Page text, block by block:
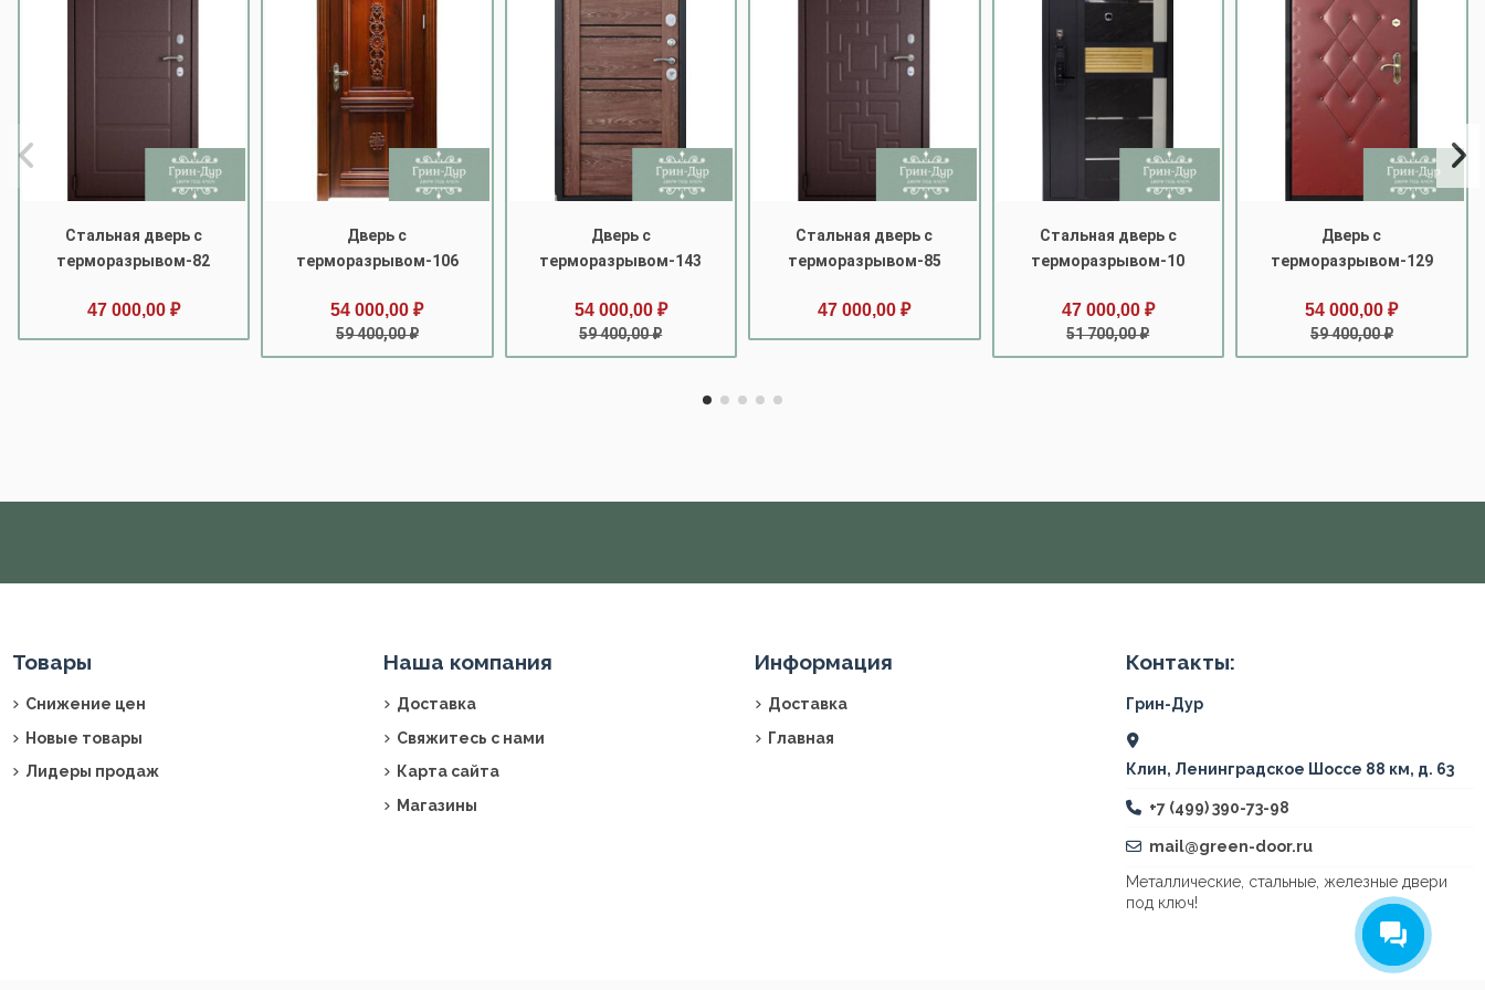
Стальная дверь с
терморазрывом-82
47 000,00 ₽
Дверь с
терморазрывом-106
54 000,00 ₽
59 400,00 ₽
Дверь с
терморазрывом-143
54 000,00 ₽
59 400,00 ₽
Стальная дверь с
терморазрывом-85
47 000,00 ₽
Стальная дверь с
терморазрывом-10
47 000,00 ₽
51 700,00 ₽
Дверь с
терморазрывом-129
54 000,00 ₽
59 400,00 ₽
Товары
Снижение цен
Новые товары
Лидеры продаж
Наша компания
Доставка
Свяжитесь с нами
Карта сайта
Магазины
Информация
Доставка
Главная
Контакты:
Грин-Дур
Клин, Ленинградское Шоссе 88 км, д. 63
+7 (499) 390-73-98
mail@green-door.ru
Металлические, стальные, железные двери
под ключ!